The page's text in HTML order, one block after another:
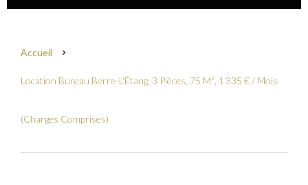
Accueil
Location Bureau Berre-L'Étang, 3 Pièces, 75 M², 1 335 € / Mois
(Charges Comprises)